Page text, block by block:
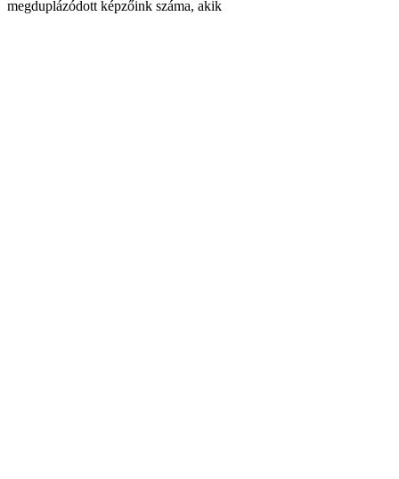
megduplázódott képzőink száma, akik